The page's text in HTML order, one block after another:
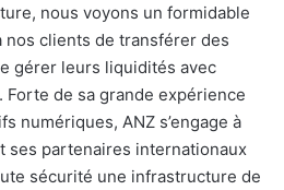
nous voyons un formidable
clients de transférer des
gérer leurs liquidités avec
Forte de sa grande expérience
numériques, ANZ s’engage à
ses partenaires internationaux
sécurité une infrastructure de